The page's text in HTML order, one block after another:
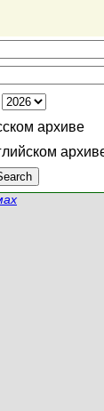
архиве